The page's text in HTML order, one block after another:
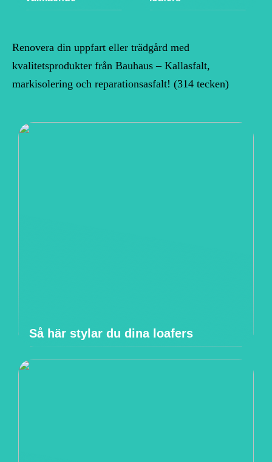
Renovera din uppfart eller trädgård med
kvalitetsprodukter från Bauhaus – Kallasfalt,
markisolering och reparationsasfalt! (314 tecken)
Så här stylar du dina loafers